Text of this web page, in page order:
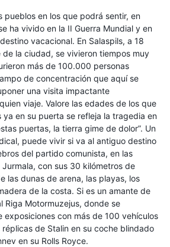
pueblos en los que podrá sentir, en
ha vivido en la II Guerra Mundial y en
vacacional. En Salaspils, a 18
de la ciudad, se vivieron tiempos muy
más de 100.000 personas
de concentración que aquí se
una visita impactante
viaje. Valore las edades de los que
en su puerta se refleja la tragedia en
puertas, la tierra gime de dolor”. Un
puede vivir si va al antiguo destino
del partido comunista, en las
con sus 30 kilómetros de
las dunas de arena, las playas, los
de la costa. Si es un amante de
Riga Motormuzejus, donde se
exposiciones con más de 100 vehículos
de Stalin en su coche blindado
en su Rolls Royce.